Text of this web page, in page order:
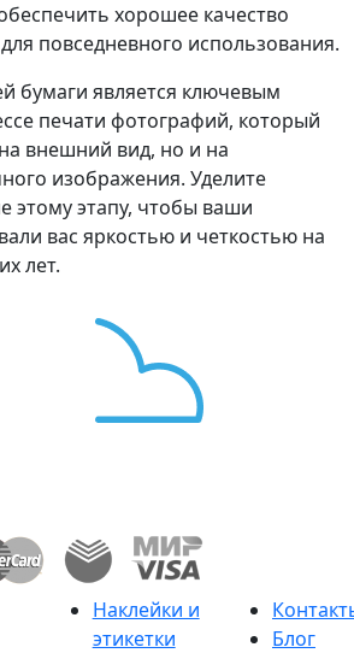
хорошее качество
повседневного использования.
бумаги является ключевым
печати фотографий, который
внешний вид, но и на
изображения. Уделите
этому этапу, чтобы ваши
вас яркостью и четкостью на
лет.
Наклейки и
этикетки
Блог